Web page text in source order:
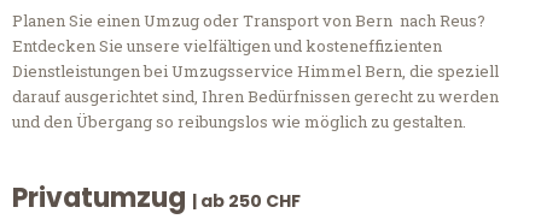
Planen Sie einen Umzug oder Transport von Bern nach Reus?
Entdecken Sie unsere vielfältigen und kosteneffizienten
Dienstleistungen bei Umzugsservice Himmel Bern, die speziell
darauf ausgerichtet sind, Ihren Bedürfnissen gerecht zu werden
und den Übergang so reibungslos wie möglich zu gestalten.
Privatumzug | ab 250 CHF